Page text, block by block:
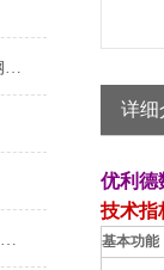
铁损测试仪的原理 铁损仪在硅钢片的应用
分光测色仪是如何判断中药材的真假
详细
优利德
技术指
基本功能